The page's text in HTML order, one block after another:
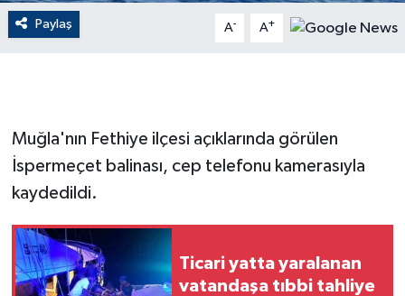
Paylaş A- A+
Muğla'nın Fethiye ilçesi açıklarında görülen
İspermeçet balinası, cep telefonu kamerasıyla
kaydedildi.
Ticari yatta yaralanan
vatandaşa tıbbi tahliye
English News
Flaş Haber
Gayrimenkul
GENEL
GÜNDEM